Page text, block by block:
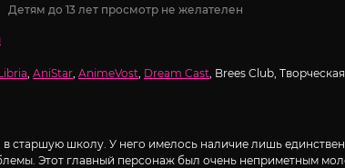
Детям до 13 лет просмотр не желателен
, AniStar, AnimeVost, Dream Cast, Brees Club,
старшую школу. У него имелось наличие лишь
Этот главный персонаж был очень неприметным